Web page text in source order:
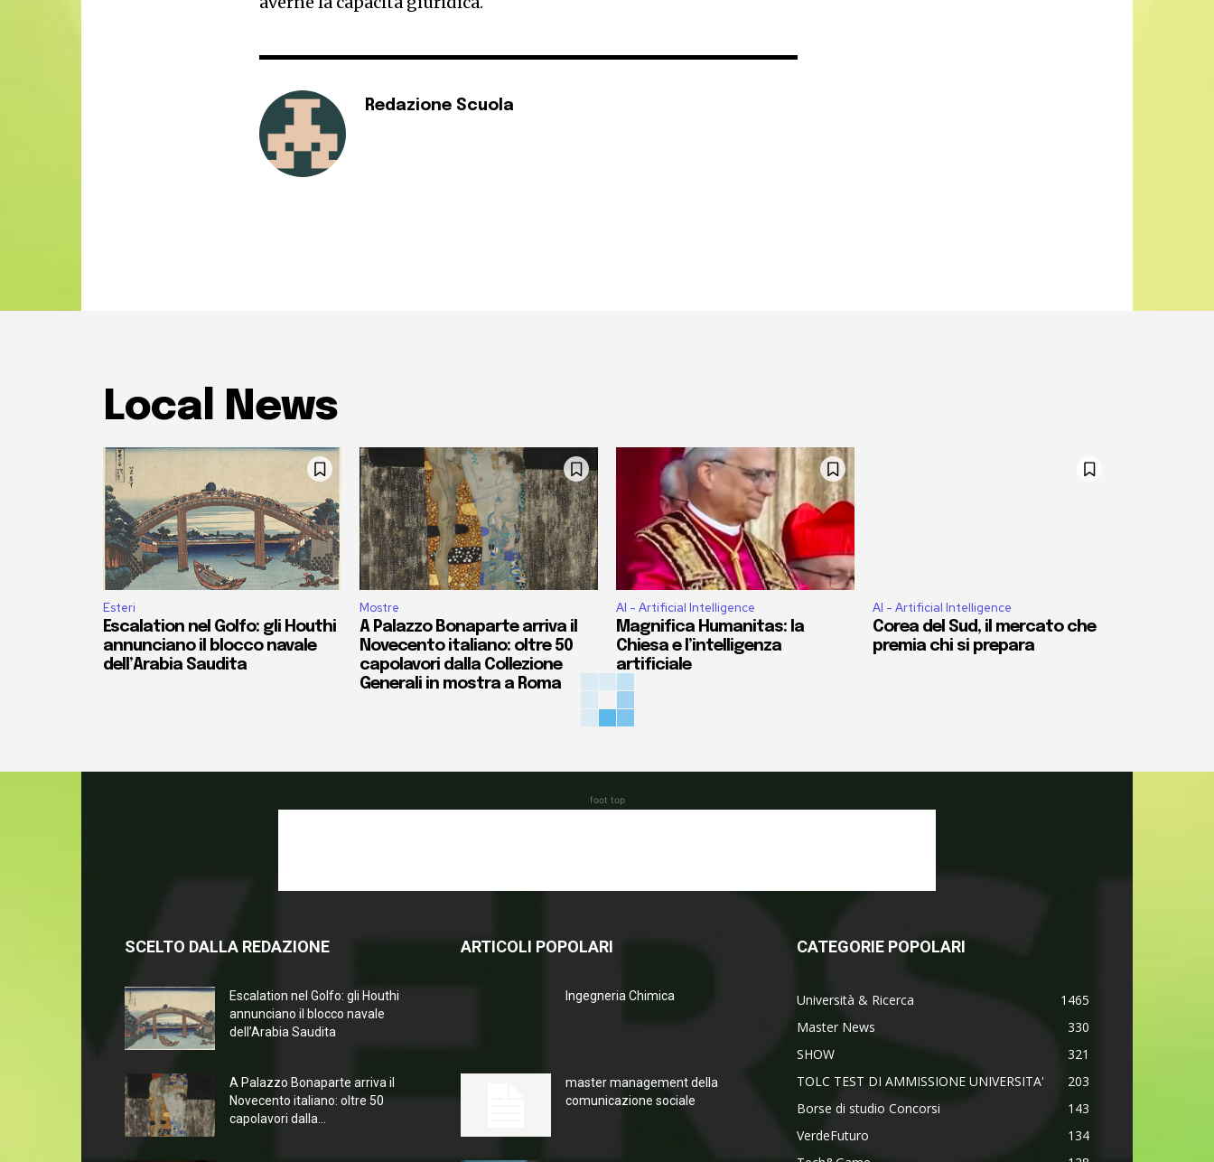
Redazione Scuola
Local News
Esteri
Escalation nel Golfo: gli Houthi
annunciano il blocco navale
dell’Arabia Saudita
Mostre
A Palazzo Bonaparte arriva il
Novecento italiano: oltre 50
capolavori dalla Collezione
Generali in mostra a Roma
AI - Artificial Intelligence
Magnifica Humanitas: la
Chiesa e l’intelligenza
artificiale
AI - Artificial Intelligence
Corea del Sud, il mercato che
premia chi si prepara
foot top
SCELTO DALLA REDAZIONE
Escalation nel Golfo: gli Houthi
annunciano il blocco navale
dell’Arabia Saudita
A Palazzo Bonaparte arriva il
Novecento italiano: oltre 50
capolavori dalla...
ARTICOLI POPOLARI
Ingegneria Chimica
master management della
comunicazione sociale
CATEGORIE POPOLARI
Università & Ricerca
1465
Master News
330
SHOW
321
TOLC TEST DI AMMISSIONE UNIVERSITA'
203
Borse di studio Concorsi
143
VerdeFuturo
134